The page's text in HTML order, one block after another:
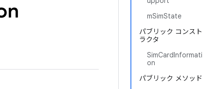
mSimState
パブリック コンスト
ラクタ
SimCardInformati
on
パブリック メソッド